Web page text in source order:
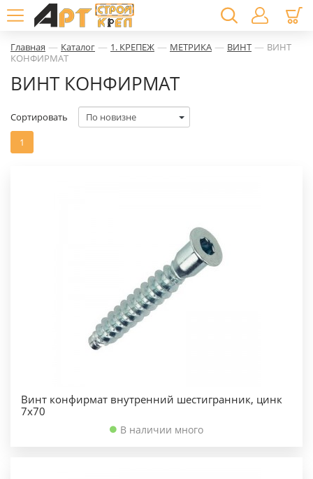
Главная — Каталог — 1. КРЕПЕЖ — МЕТРИКА — ВИНТ — ВИНТ
КОНФИРМАТ
ВИНТ КОНФИРМАТ
1
Сортировать
Винт конфирмат внутренний шестигранник, цинк
7х70
В наличии много